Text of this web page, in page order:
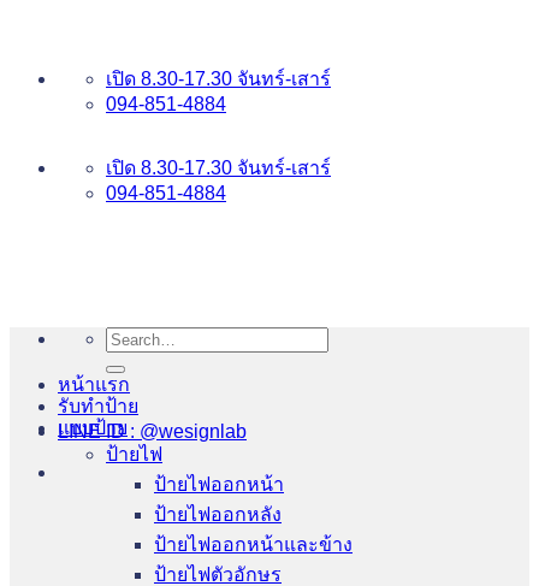
เปิด 8.30-17.30 จันทร์-เสาร์
094-851-4884
เปิด 8.30-17.30 จันทร์-เสาร์
094-851-4884
LINE ID : @wesignlab
Search
for:
หน้าแรก
รับทำป้าย
แบบป้าย
ป้ายไฟ
ป้ายไฟออกหน้า
ป้ายไฟออกหลัง
ป้ายไฟออกหน้าและข้าง
ป้ายไฟตัวอักษร